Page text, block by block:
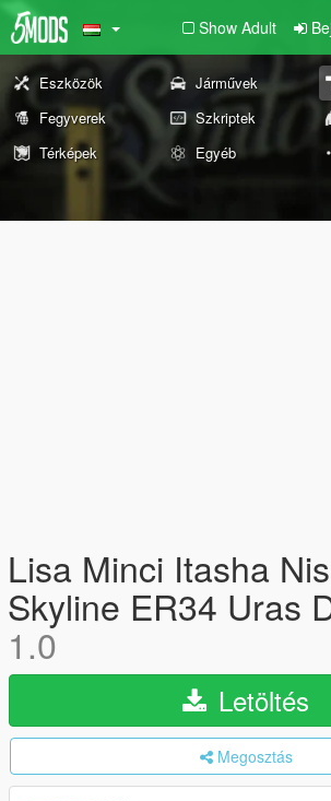
Show Adult
Eszközök Járművek
Fegyverek
Szkriptek
Térképek
Egyéb
Lisa Minci Itasha
Skyline ER34 Uras
1.0
Letöltés
Megosztás